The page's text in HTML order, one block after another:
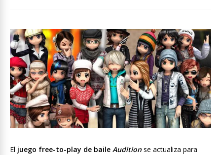
El juego free-to-play de baile Audition se actualiza para